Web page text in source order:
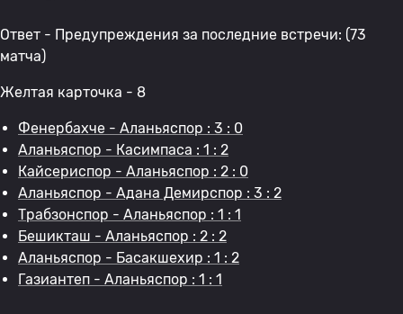
Ответ - Предупреждения за последние встречи: (73
матча)
Желтая карточка - 8
Фенербахче - Аланьяспор : 3 : 0
Аланьяспор - Касимпаса : 1 : 2
Кайсериспор - Аланьяспор : 2 : 0
Аланьяспор - Адана Демирспор : 3 : 2
Трабзонспор - Аланьяспор : 1 : 1
Бешикташ - Аланьяспор : 2 : 2
Аланьяспор - Басакшехир : 1 : 2
Газиантеп - Аланьяспор : 1 : 1